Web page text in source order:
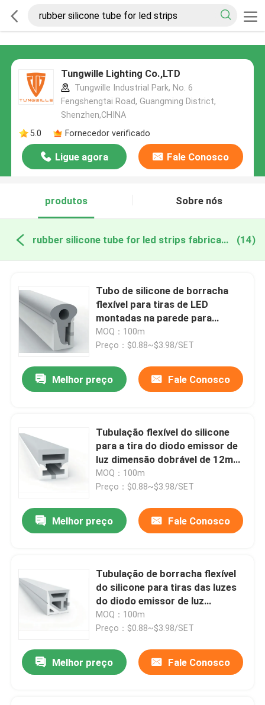
Tungwille Lighting Co.,LTD
Tungwille Industrial Park, No. 6
Fengshengtai Road, Guangming District,
Shenzhen,CHINA
5.0
Fornecedor verificado
Ligue agora Fale Conosco
produtos Sobre nós
rubber silicone tube for led strips fabricação online (14)
Tubo de silicone de borracha
flexível para tiras de LED
montadas na parede para
iluminação doméstica
MOQ：100m
Preço：$0.88~$3.98/SET
Melhor preço Fale Conosco
Tubulação flexível do silicone
para a tira do diodo emissor de
luz dimensão dobrável de 12mm
x de 12mm
MOQ：100m
Preço：$0.88~$3.98/SET
Melhor preço Fale Conosco
Tubulação de borracha flexível
do silicone para tiras das luzes
do diodo emissor de luz
20×20mm
MOQ：100m
Preço：$0.88~$3.98/SET
Melhor preço Fale Conosco